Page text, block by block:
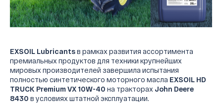
EXSOIL Lubricantsв рамках развития ассортимента
премиальных продуктов для техники крупнейших
мировых производителей завершила испытания
полностью синтетического моторного масла EXSOIL HD
TRUCK Premium VX 10W-40 на тракторах John Deere
8430 в условиях штатной эксплуатации.